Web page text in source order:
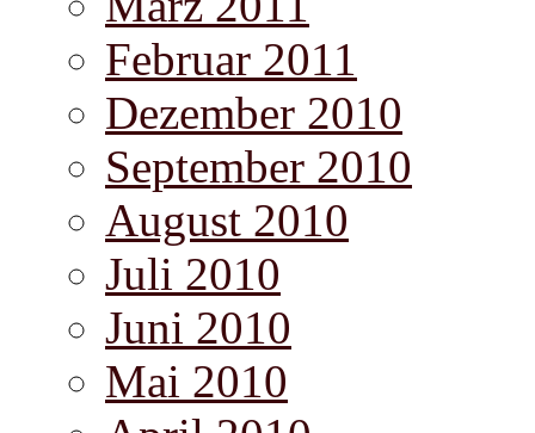
Februar 2011
Dezember 2010
September 2010
August 2010
Juli 2010
Juni 2010
Mai 2010